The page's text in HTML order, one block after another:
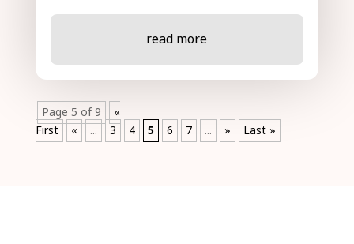
read more
Page 5 of 9
«
First
« ... 3 4 5 6 7 ... » Last »